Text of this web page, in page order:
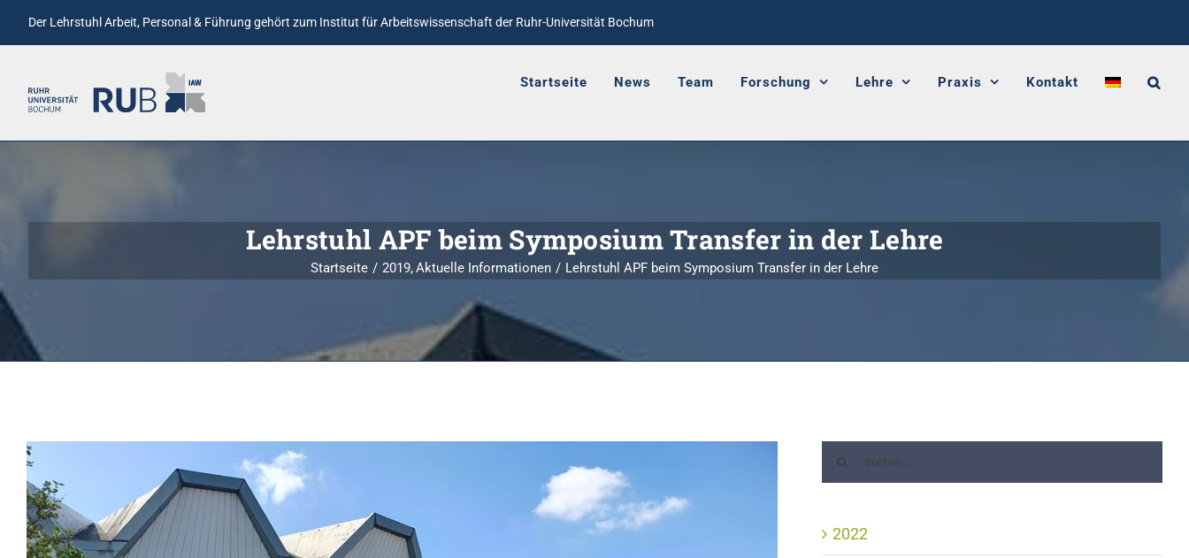
Der Lehrstuhl Arbeit, Personal & Führung gehört zum Institut für Arbeitswissenschaft der Ruhr-Universität Bochum
Startseite News Team Forschung Lehre Praxis Kontakt
Lehrstuhl APF beim Symposium Transfer in der Lehre
Startseite 2019 Aktuelle Informationen Lehrstuhl APF beim Symposium Transfer in der Lehre
2022